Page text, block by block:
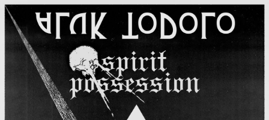
Zum
Haupt-
Inhalt
springen